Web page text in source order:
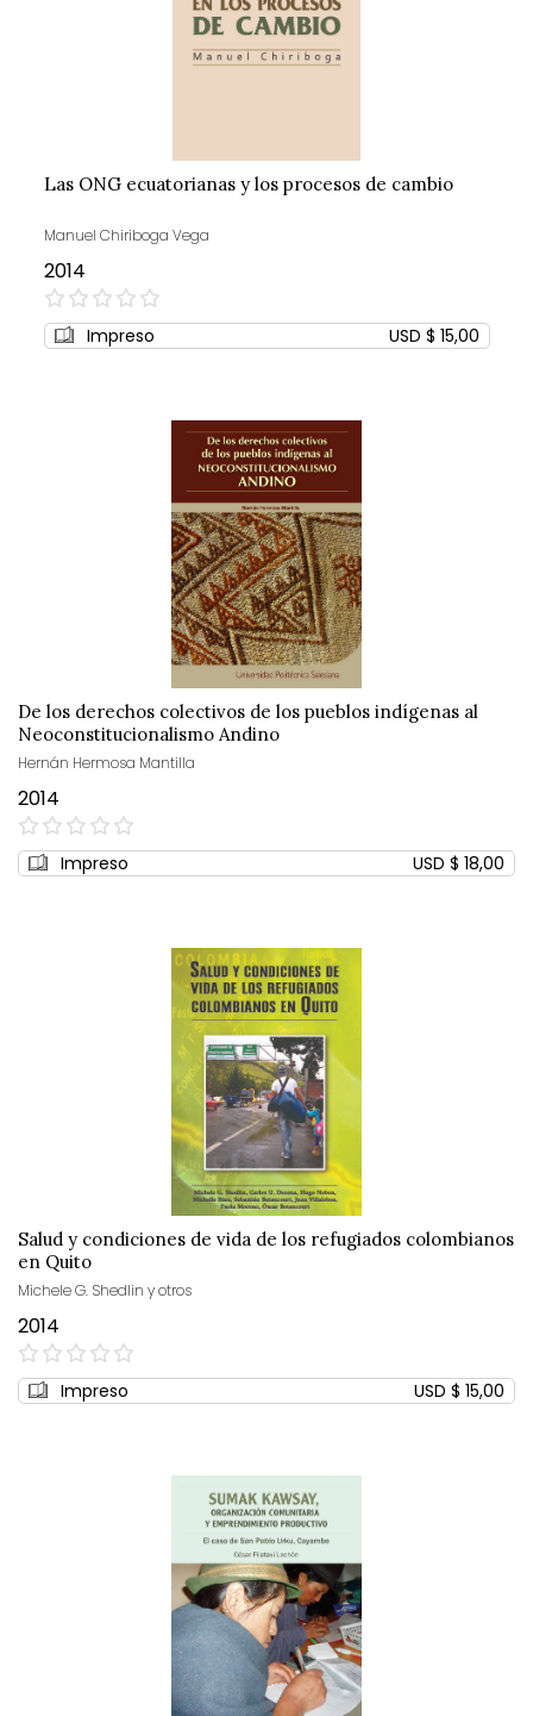
Las ONG ecuatorianas y los procesos de cambio
Manuel Chiriboga Vega
2014
0%
Impreso USD $ 15,00
De los derechos colectivos de los pueblos indígenas al
Neoconstitucionalismo Andino
Hernán Hermosa Mantilla
2014
0%
Impreso USD $ 18,00
Salud y condiciones de vida de los refugiados colombianos
en Quito
Michele G. Shedlin y otros
2014
0%
Impreso USD $ 15,00